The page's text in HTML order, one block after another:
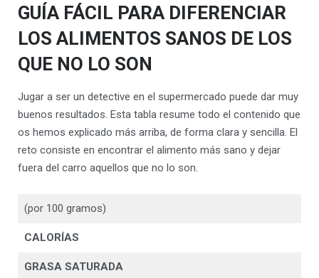
GUÍA FÁCIL PARA DIFERENCIAR
LOS ALIMENTOS SANOS DE LOS
QUE NO LO SON
Jugar a ser un detective en el supermercado puede dar muy
buenos resultados. Esta tabla resume todo el contenido que
os hemos explicado más arriba, de forma clara y sencilla. El
reto consiste en encontrar el alimento más sano y dejar
fuera del carro aquellos que no lo son.
(por 100 gramos)
CALORÍAS
GRASA SATURADA